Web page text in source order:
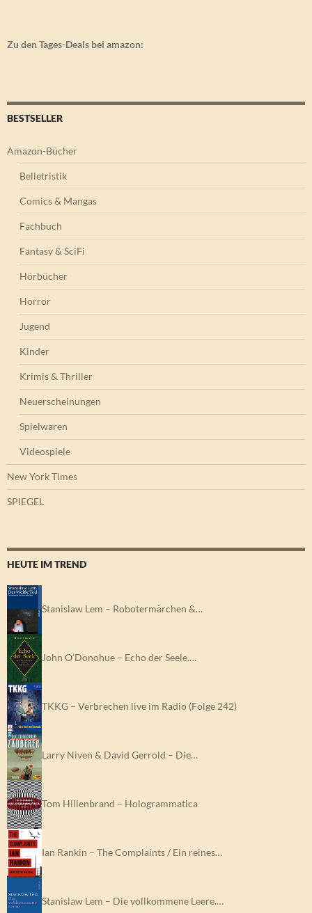
Zu den Tages-Deals bei amazon:
BESTSELLER
Amazon-Bücher
Belletristik
Comics & Mangas
Fachbuch
Fantasy & SciFi
Hörbücher
Horror
Jugend
Kinder
Krimis & Thriller
Neuerscheinungen
Spielwaren
Videospiele
New York Times
SPIEGEL
HEUTE IM TREND
Stanislaw Lem – Robotermärchen &…
John O’Donohue – Echo der Seele.…
TKKG – Verbrechen live im Radio (Folge 242)
Larry Niven & David Gerrold – Die…
Tom Hillenbrand – Hologrammatica
Ian Rankin – The Complaints / Ein reines…
Stanislaw Lem – Die vollkommene Leere.…